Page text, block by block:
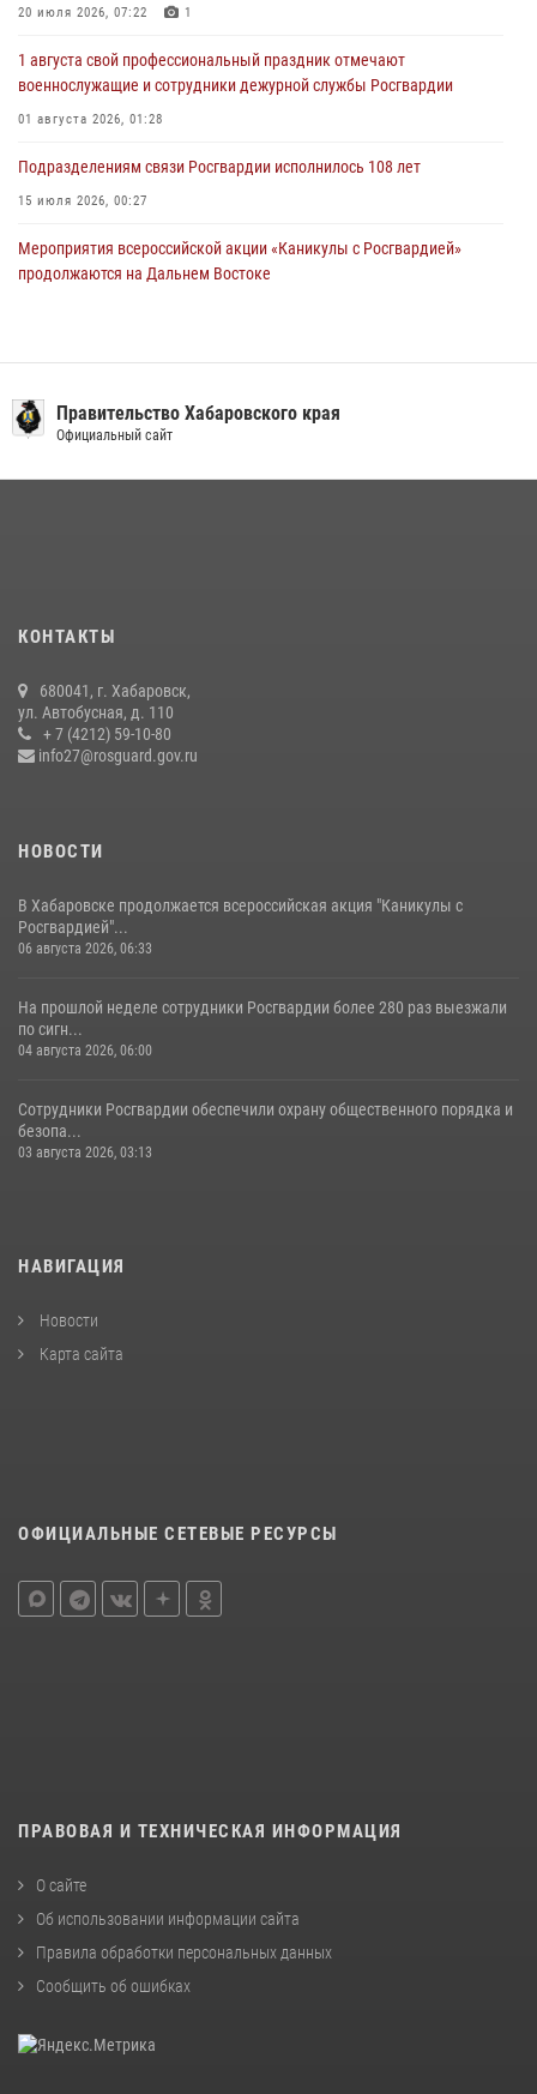
свыше 120 проверок условий хранения оружия
20 июля 2026, 07:22 1
1 августа свой профессиональный праздник отмечают
военнослужащие и сотрудники дежурной службы Росгвардии
01 августа 2026, 01:28
Подразделениям связи Росгвардии исполнилось 108 лет
15 июля 2026, 00:27
Мероприятия всероссийской акции «Каникулы с Росгвардией»
продолжаются на Дальнем Востоке
15 июля 2026, 05:05
В Хабаровске военный оркестр Росгвардии принял участие в
праздновании Дня Военно-морского флота России
27 июля 2026, 01:42 4
Правительство Хабаровского края
Официальный сайт
КОНТАКТЫ
680041, г. Хабаровск,
ул. Автобусная, д. 110
+ 7 (4212) 59-10-80
info27@rosguard.gov.ru
НОВОСТИ
В Хабаровске продолжается всероссийская акция "Каникулы с
Росгвардией"...
06 августа 2026, 06:33
На прошлой неделе сотрудники Росгвардии более 280 раз выезжали
по сигн...
04 августа 2026, 06:00
Сотрудники Росгвардии обеспечили охрану общественного порядка и
безопа...
03 августа 2026, 03:13
НАВИГАЦИЯ
Новости
Карта сайта
ОФИЦИАЛЬНЫЕ СЕТЕВЫЕ РЕСУРСЫ
ПРАВОВАЯ И ТЕХНИЧЕСКАЯ ИНФОРМАЦИЯ
О сайте
Об использовании информации сайта
Правила обработки персональных данных
Сообщить об ошибках